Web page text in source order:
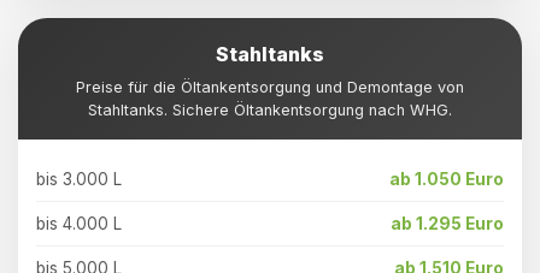
Stahltanks
Preise für die Öltankentsorgung und Demontage von
Stahltanks. Sichere Öltankentsorgung nach WHG.
bis 3.000 L ab 1.050 Euro
bis 4.000 L ab 1.295 Euro
bis 5.000 L ab 1.510 Euro